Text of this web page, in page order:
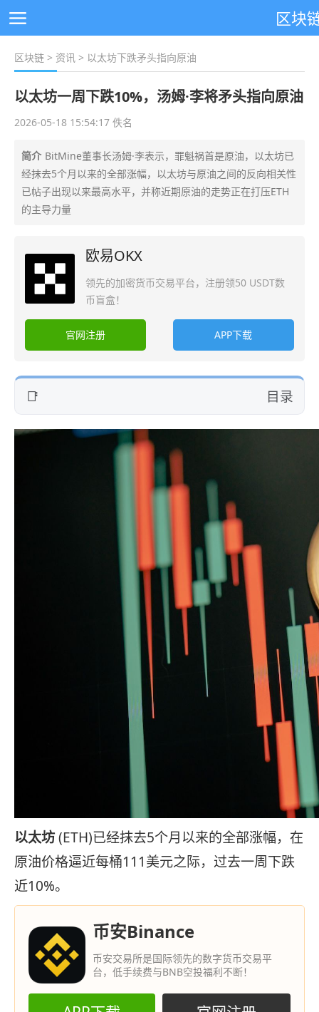
区块
区块链 > 资讯 > 以太坊下跌矛头指向原油
以太坊一周下跌10%，汤姆·李将矛头指向原油
2026-05-18 15:54:17 佚名
简介 BitMine董事长汤姆·李表示，罪魁祸首是原油，以太坊已
经抹去5个月以来的全部涨幅，以太坊与原油之间的反向相关性
已帖子出现以来最高水平，并称近期原油的走势正在打压ETH
的主导力量
欧易OKX
领先的加密货币交易平台，注册领50 USDT数
币盲盒！
官网注册 APP下载
目录
以太坊(ETH)已经抹去5个月以来的全部涨幅，在
原油价格逼近每桶111美元之际，过去一周下跌
近10%。
币安Binance
币安交易所是国际领先的数字货币交易平
台，低手续费与BNB空投福利不断！